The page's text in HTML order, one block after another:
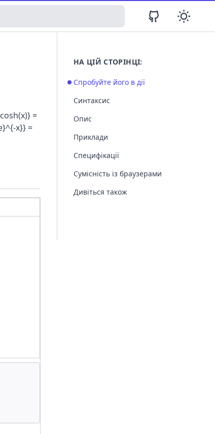
=
x}} =
НА ЦІЙ СТОРІНЦІ:
Спробуйте його в дії
Синтаксис
Опис
Приклади
Специфікації
Сумісність із браузерами
Дивіться також